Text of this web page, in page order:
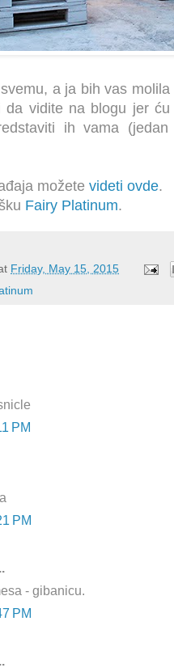
a ja bih vas
da vidite na blogu jer
ih vama
možete videti ovde.
Fairy Platinum.
Friday, May 15, 2015
PM
PM
- gibanicu.
PM